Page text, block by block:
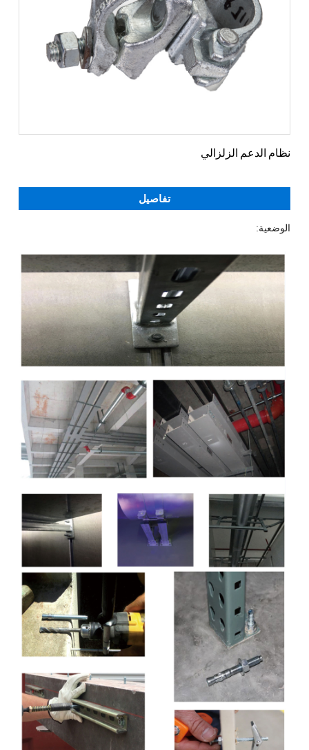
نظام الدعم الزلزالي
تفاصيل
الوضعية: